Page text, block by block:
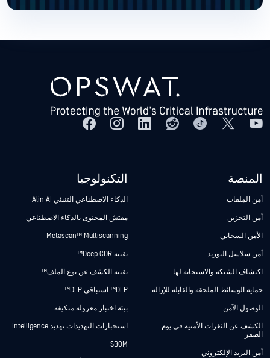
المنصة
أمن الملفات
أمن التخزين
الأمن السحابي
أمن سلاسل التوريد
اكتشاف الشبكة والاستجابة لها
حماية الوسائط الملحقة والقابلة للإزالة
الوصول الآمن
الكشف عن الثغرات الأمنية في يوم
الصفر
أمن البريد الإلكتروني
التكنولوجيا
الذكاء الاصطناعي التنبئي Alin AI
مفتش المحتوى بالذكاء الاصطناعي
Metascan™ Multiscanning
تقنية Deep CDR™
تقنية الكشف عن نوع الملف™
DLP™ استباقي DLP™
بيئة اختبار معزولة متكيفة
استخبارات التهديدات تهديد Intelligence
SBOM